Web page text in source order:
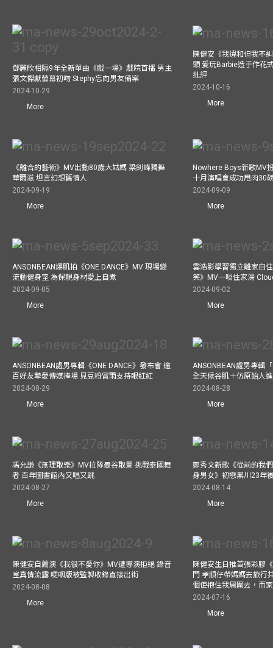
鄧麗欣相隔9年全新單曲《戲一場》戲院首播 男主
張文傑獻螢幕初吻 Stephy忘向男友備案
2024-10-29
More
陳健安《我違和但我不
頭 愛玩Barbie造手作花
批評
2024-10-16
More
《離合的藝術》MV出動80歲大姑媽 梁釗峰獨舞
華爾滋 坦言幻想舊情人
2024-09-19
More
Nowhere Boys新歌MV
十月演唱會成功甩肉30
2024-09-09
More
ANSONBEAN爆肌拍《ONE DANCE》MV 現場變
流動健身室 為保靚身材愛上自煮
2024-09-05
More
雲浩影學習獨立離家自
笑》MV一啖住家湯
2024-09-02
More
ANSONBEAN處男專輯《ONE DANCE》發布會 逾
百好友摯愛傳媒捧場 見豆粉冒雨支持眼紅紅
2024-08-29
More
ANSONBEAN處男專輯
全天候谷肌＋仿原始人
2024-08-28
More
馮允謙《無理取樂》MV拉隊曼谷取景 挑戰泰國舞
者 百年圖書館內又唱又跳
2024-08-27
More
鄭秀文新歌《從前的我
身男女》初戀黑川23年
2024-08-14
More
陳健安自薦演《我很不愛你》MV遭導演拒絕 錄音
室真情流露 哽咽版被監製收錄直接出街
2024-08-08
More
陳健安生日推首張彩膠
門 孝順仔帶媽媽去旅行
個佢抱住我周圍去，而
2024-07-16
More